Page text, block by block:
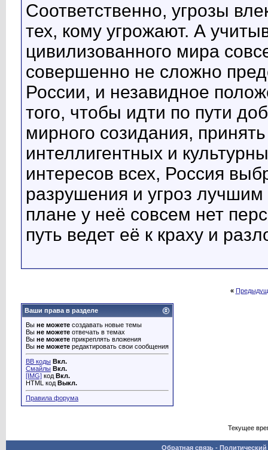
Соответственно, угрозы
тех, кому угрожают. А
цивилизованного мира
совершенно не сложно
России, и незавидное
того, чтобы идти по пути
мирного созидания,
интеллигентных и
интересов всех, Россия
разрушения и угроз
плане у неё совсем нет
путь ведет её к краху и
«
Ваши права в разделе
Вы не можете создавать новые темы
Вы не можете отвечать в темах
Вы не можете прикреплять вложения
Вы не можете редактировать свои сообщения
BB коды Вкл.
Смайлы Вкл.
[IMG] код Вкл.
HTML код Выкл.
Правила форума
Текущее
Обратная связь -